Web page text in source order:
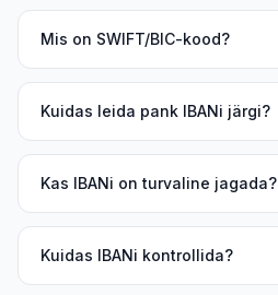
Mis on SWIFT/BIC-kood?
Kuidas leida pank IBANi järgi?
Kas IBANi on turvaline jagada?
Kuidas IBANi kontrollida?